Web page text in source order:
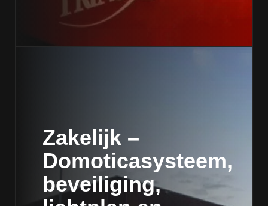
Zakelijk –
Domoticasysteem,
beveiliging,